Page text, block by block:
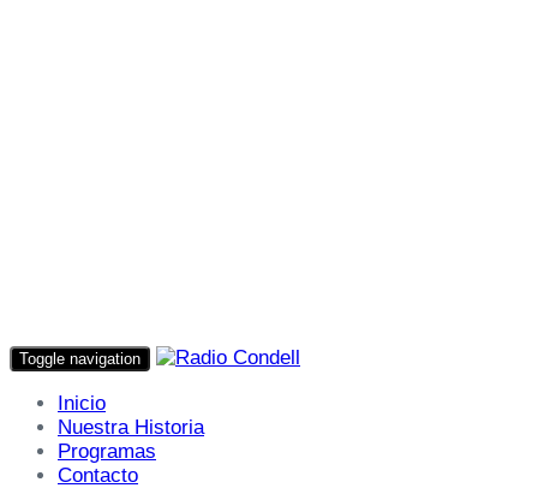
Toggle navigation
Inicio
Nuestra Historia
Programas
Contacto